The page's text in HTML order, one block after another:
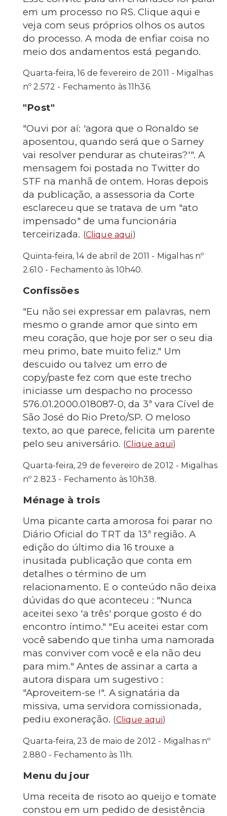
em um processo no RS. Clique aqui e
veja com seus próprios olhos os autos
do processo. A moda de enfiar coisa no
meio dos andamentos está pegando.
Quarta-feira, 16 de fevereiro de 2011 - Migalhas
nº 2.572 - Fechamento às 11h36.
"Post"
"Ouvi por aí: 'agora que o Ronaldo se
aposentou, quando será que o Sarney
vai resolver pendurar as chuteiras?'". A
mensagem foi postada no Twitter do
STF na manhã de ontem. Horas depois
da publicação, a assessoria da Corte
esclareceu que se tratava de um "ato
impensado" de uma funcionária
terceirizada. (Clique aqui)
Quinta-feira, 14 de abril de 2011 - Migalhas nº
2.610 - Fechamento às 10h40.
Confissões
"Eu não sei expressar em palavras, nem
mesmo o grande amor que sinto em
meu coração, que hoje por ser o seu dia
meu primo, bate muito feliz." Um
descuido ou talvez um erro de
copy/paste fez com que este trecho
iniciasse um despacho no processo
576.01.2000.018087-0, da 3ª vara Cível de
São José do Rio Preto/SP. O meloso
texto, ao que parece, felicita um parente
pelo seu aniversário. (Clique aqui)
Quarta-feira, 29 de fevereiro de 2012 - Migalhas
nº 2.823 - Fechamento às 10h38.
Ménage à trois
Uma picante carta amorosa foi parar no
Diário Oficial do TRT da 13ª região. A
edição do último dia 16 trouxe a
inusitada publicação que conta em
detalhes o término de um
relacionamento. E o conteúdo não deixa
dúvidas do que aconteceu : "Nunca
aceitei sexo 'a três' porque gosto é do
encontro íntimo." "Eu aceitei estar com
você sabendo que tinha uma namorada
mas conviver com você e ela não deu
para mim." Antes de assinar a carta a
autora dispara um sugestivo :
"Aproveitem-se !". A signatária da
missiva, uma servidora comissionada,
pediuexoneração. (Clique aqui)
Quarta-feira, 23 de maio de 2012 - Migalhas nº
2.880 - Fechamento às 11h.
Menu du jour
Uma receita de risoto ao queijo e tomate
constou em um pedido de desistência